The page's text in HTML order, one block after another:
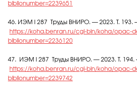
biblionumber=2239651
46. ИЭМ I 287 Труды ВНИРО. — 2023. Т. 193.
https://koha.benran.ru/cgi-bin/koha/opac-
biblionumber=2236120
47. ИЭМ I 287 Труды ВНИРО. — 2023. Т. 194.
https://koha.benran.ru/cgi-bin/koha/opac-
biblionumber=2239742